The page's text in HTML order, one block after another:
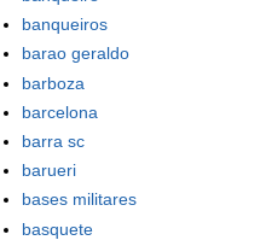
banqueiros
barao geraldo
barboza
barcelona
barra sc
barueri
bases militares
basquete